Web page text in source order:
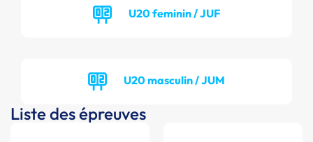
U20 feminin / JUF
U20 masculin / JUM
Liste des épreuves